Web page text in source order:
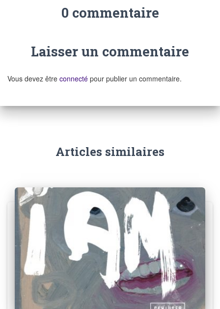
0 commentaire
Laisser un commentaire
Vous devez être connecté pour publier un commentaire.
Articles similaires